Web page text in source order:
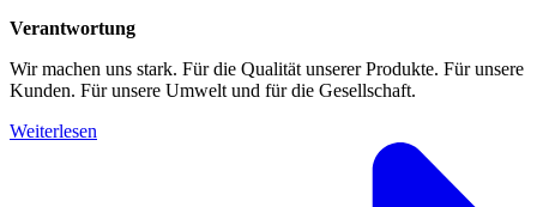
Verantwortung
Wir machen uns stark. Für die Qualität unserer Produkte. Für unsere
Kunden. Für unsere Umwelt und für die Gesellschaft.
Weiterlesen